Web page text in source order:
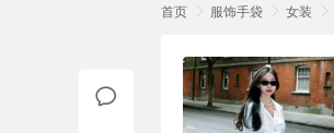
首页 服饰手袋 女装